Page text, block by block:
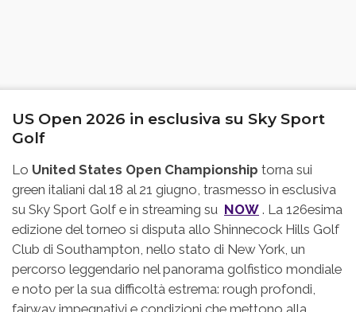
US Open 2026 in esclusiva su Sky Sport
Golf
Lo United States Open Championship torna sui
green italiani dal 18 al 21 giugno, trasmesso in esclusiva
su Sky Sport Golf e in streaming su NOW . La 126esima
edizione del torneo si disputa allo Shinnecock Hills Golf
Club di Southampton, nello stato di New York, un
percorso leggendario nel panorama golfistico mondiale
e noto per la sua difficoltà estrema: rough profondi,